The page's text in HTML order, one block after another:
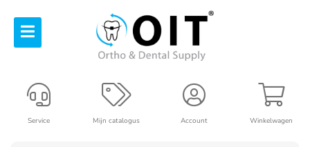
Winkelwagen
Account
Mijn catalogus
Service